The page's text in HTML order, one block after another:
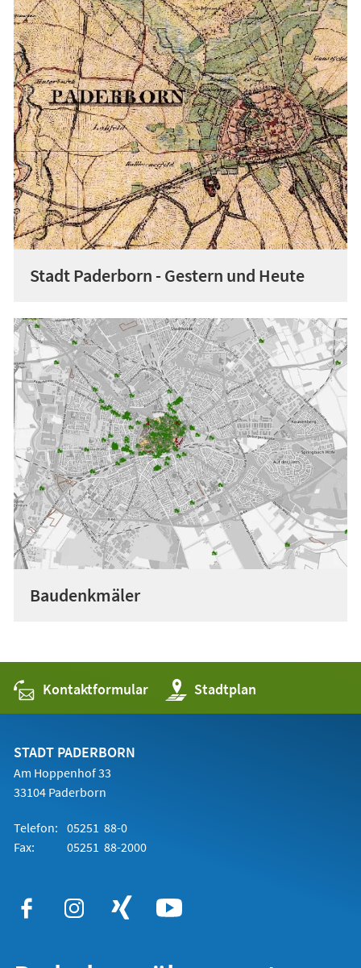
Stadt Paderborn - Gestern und Heute
Baudenkmäler
Kontaktformular Stadtplan
(Öffnet
in
einem
STADT PADERBORN
Am Hoppenhof 33
33104 Paderborn
Telefon: 05251 88-0
Fax:
05251 88-2000